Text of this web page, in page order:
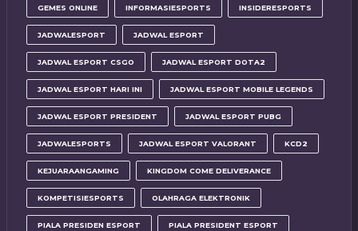
GEMES ONLINE INFORMASIESPORTS INSIDERESPORTS
JADWALESPORT JADWAL ESPORT
JADWAL ESPORT CSGO JADWAL ESPORT DOTA2
JADWAL ESPORT HARI INI JADWAL ESPORT MOBILE LEGENDS
JADWAL ESPORT PRESIDENT JADWAL ESPORT PUBG
JADWALESPORTS JADWAL ESPORT VALORANT KCD2
KEJUARAANGAMING KINGDOM COME DELIVERANCE
KOMPETISIESPORTS OLAHRAGA ELEKTRONIK
PIALA PRESIDEN ESPORT PIALA PRESIDENT ESPORT